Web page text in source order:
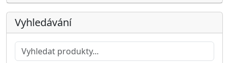
Všechny produkty
AKCE
Akční produkty